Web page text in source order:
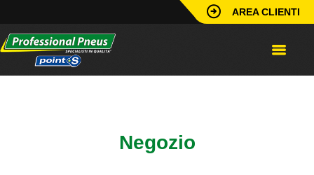
AREA CLIENTI
Negozio